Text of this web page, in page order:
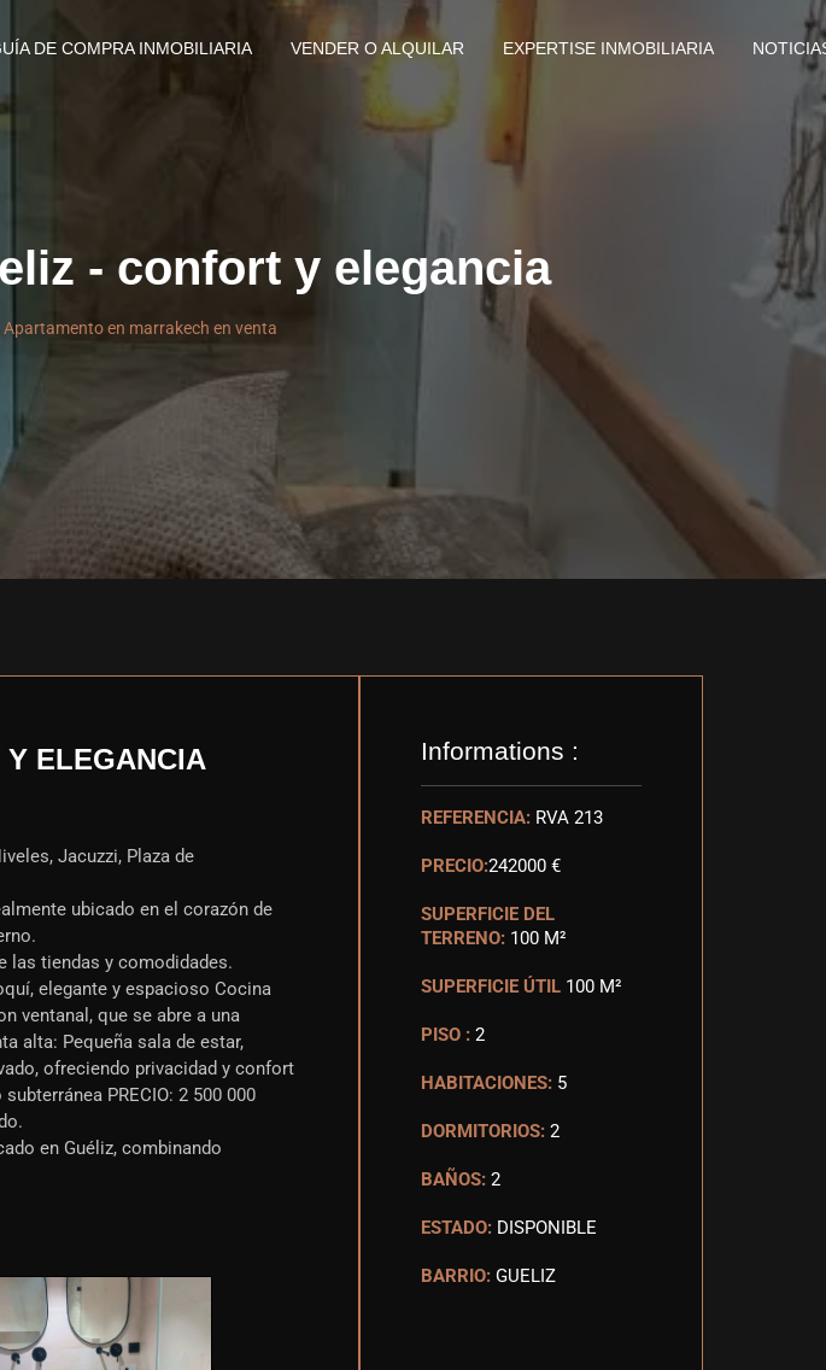
DE COMPRA INMOBILIARIA VENDER O ALQUILAR EXPERTISE INMOBILIARIA
- confort y elegancia
Apartamento en marrakech en venta
Y ELEGANCIA
Jacuzzi, Plaza de
ubicado en el corazón de
las tiendas y comodidades.
elegante y espacioso Cocina
ventanal, que se abre a una
alta: Pequeña sala de estar,
ofreciendo privacidad y confort
PRECIO: 2 500 000
en Guéliz, combinando
Informations :
REFERENCIA: RVA 213
PRECIO:242000 €
SUPERFICIE DEL
TERRENO: 100 M²
SUPERFICIE ÚTIL 100 M²
PISO : 2
HABITACIONES: 5
DORMITORIOS: 2
BAÑOS: 2
ESTADO: DISPONIBLE
BARRIO: GUELIZ